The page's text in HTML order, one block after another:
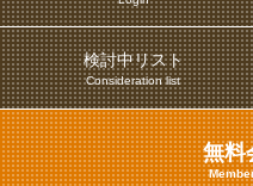
検討中リスト
Consideration list
無料